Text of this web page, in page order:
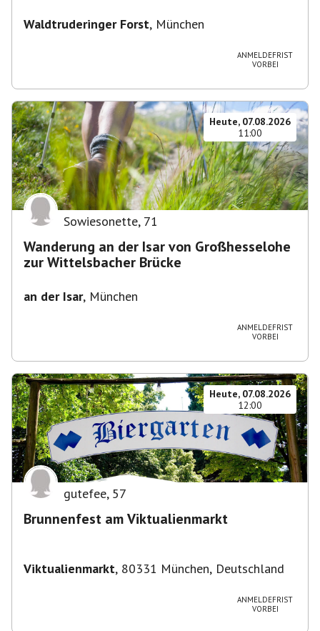
Waldtruderinger Forst, München
ANMELDEFRIST
VORBEI
Heute, 07.08.2026
11:00
Sowiesonette, 71
Wanderung an der Isar von Großhesselohe
zur Wittelsbacher Brücke
an der Isar, München
ANMELDEFRIST
VORBEI
Heute, 07.08.2026
12:00
gutefee, 57
Brunnenfest am Viktualienmarkt
Viktualienmarkt, 80331 München, Deutschland
ANMELDEFRIST
VORBEI